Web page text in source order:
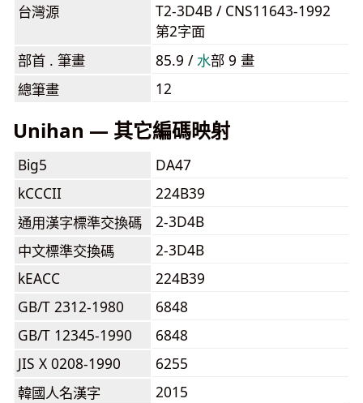
台灣源
T2-3D4B / CNS11643-1992
第2字面
部首 . 筆畫
85.9 /⽔部 9 畫
總筆畫
12
Unihan — 其它編碼映射
Big5
DA47
kCCCII
224B39
通用漢字標準交換碼
2-3D4B
中文標準交換碼
2-3D4B
kEACC
224B39
GB/T 2312-1980
6848
GB/T 12345-1990
6848
JIS X 0208-1990
6255
韓國人名漢字
2015